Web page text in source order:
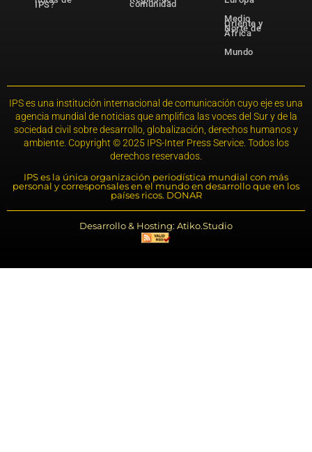
IPS? comunidad
Medio
Oriente y
Norte de
África
Mundo
IPS es una institución internacional de comunicación cuyo eje es una
agencia mundial de noticias que amplifica las voces del Sur y de la
sociedad civil sobre desarrollo, globalización, derechos humanos y
ambiente. Copyright © 2025 IPS-Inter Press Service. Todos los
derechos reservados.
IPS es la única organización periodística mundial con más
personal y corresponsales en el mundo en desarrollo que en los
países ricos. DONAR
Desarrollo & Hosting: Atiko.Studio